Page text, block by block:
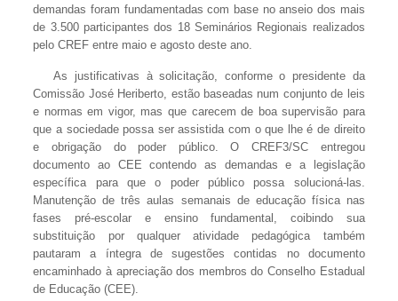
demandas foram fundamentadas com base no anseio dos mais
de 3.500 participantes dos 18 Seminários Regionais realizados
pelo CREF entre maio e agosto deste ano.
As justificativas à solicitação, conforme o presidente da
Comissão José Heriberto, estão baseadas num conjunto de leis
e normas em vigor, mas que carecem de boa supervisão para
que a sociedade possa ser assistida com o que lhe é de direito
e obrigação do poder público. O CREF3/SC entregou
documento ao CEE contendo as demandas e a legislação
específica para que o poder público possa solucioná-las.
Manutenção de três aulas semanais de educação física nas
fases pré-escolar e ensino fundamental, coibindo sua
substituição por qualquer atividade pedagógica também
pautaram a íntegra de sugestões contidas no documento
encaminhado à apreciação dos membros do Conselho Estadual
de Educação (CEE).